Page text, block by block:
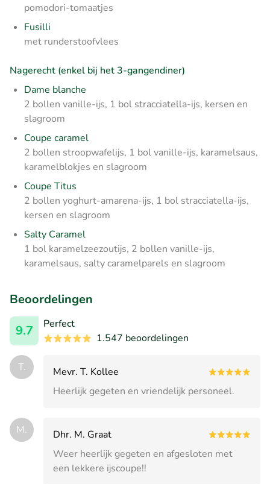
pomodori-tomaatjes
Fusilli
met runderstoofvlees
Nagerecht (enkel bij het 3-gangendiner)
Dame blanche
2 bollen vanille-ijs, 1 bol stracciatella-ijs, kersen en
slagroom
Coupe caramel
2 bollen stroopwafelijs, 1 bol vanille-ijs, karamelsaus,
karamelblokjes en slagroom
Coupe Titus
2 bollen yoghurt-amarena-ijs, 1 bol stracciatella-ijs,
kersen en slagroom
Salty Caramel
1 bol karamelzeezoutijs, 2 bollen vanille-ijs,
karamelsaus, salty caramelparels en slagroom
Beoordelingen
9.7
Perfect
1.547 beoordelingen
T.
Mevr. T. Kollee
Heerlijk gegeten en vriendelijk personeel.
M.
Dhr. M. Graat
Weer heerlijk gegeten en afgesloten met
een lekkere ijscoupe!!